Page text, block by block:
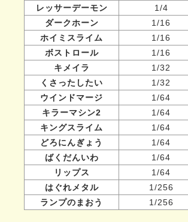
レッサーデーモン
1/4
ダークホーン
1/16
ホイミスライム
1/16
ボストロール
1/16
キメイラ
1/32
くさったしたい
1/32
ウインドマージ
1/64
キラーマシン2
1/64
キングスライム
1/64
どろにんぎょう
1/64
ばくだんいわ
1/64
リップス
1/64
はぐれメタル
1/256
ランプのまおう
1/256